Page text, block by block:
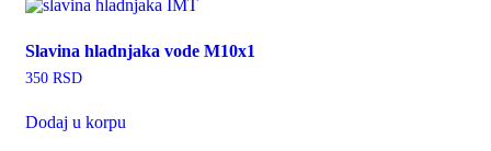
Slavina hladnjaka vode M10x1
350 RSD
Dodaj u korpu